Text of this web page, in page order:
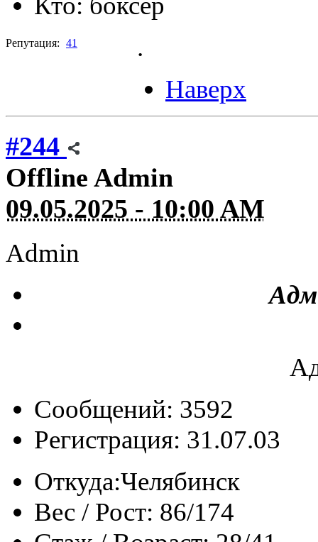
Репутация: 41
.
Наверх
#244
Offline Admin
09.05.2025 - 10:00 AM
Admin
Сообщений: 3592
Регистрация: 31.07.03
Откуда:Челябинск
Вес / Рост: 86/174